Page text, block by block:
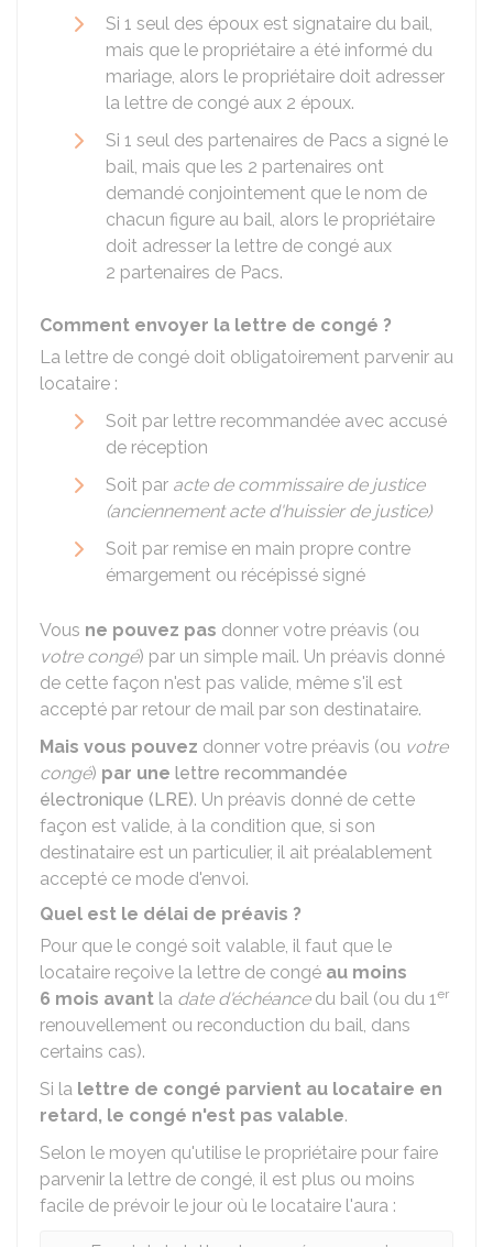
Si 1 seul des époux est signataire du bail,
mais que le propriétaire a été informé du
mariage, alors le propriétaire doit adresser
la lettre de congé aux 2 époux.
Si 1 seul des partenaires de Pacs a signé le
bail, mais que les 2 partenaires ont
demandé conjointement que le nom de
chacun figure au bail, alors le propriétaire
doit adresser la lettre de congé aux
2 partenaires de Pacs.
Comment envoyer la lettre de congé ?
La lettre de congé doit obligatoirement parvenir au
locataire :
Soit par lettre recommandée avec accusé
de réception
Soit par acte de commissaire de justice
(anciennement acte d'huissier de justice)
Soit par remise en main propre contre
émargement ou récépissé signé
Vous ne pouvez pas donner votre préavis (ou
votre congé) par un simple mail. Un préavis donné
de cette façon n'est pas valide, même s'il est
accepté par retour de mail par son destinataire.
Mais vous pouvez donner votre préavis (ou votre
congé) par une lettre recommandée
électronique (LRE). Un préavis donné de cette
façon est valide, à la condition que, si son
destinataire est un particulier, il ait préalablement
accepté ce mode d'envoi.
Quel est le délai de préavis ?
Pour que le congé soit valable, il faut que le
locataire reçoive la lettre de congé au moins
6 mois avant la date d'échéancedu bail (ou du 1er
renouvellement ou reconduction du bail, dans
certains cas).
Si la lettre de congé parvient au locataire en
retard, le congé n'est pas valable.
Selon le moyen qu'utilise le propriétaire pour faire
parvenir la lettre de congé, il est plus ou moins
facile de prévoir le jour où le locataire l'aura :